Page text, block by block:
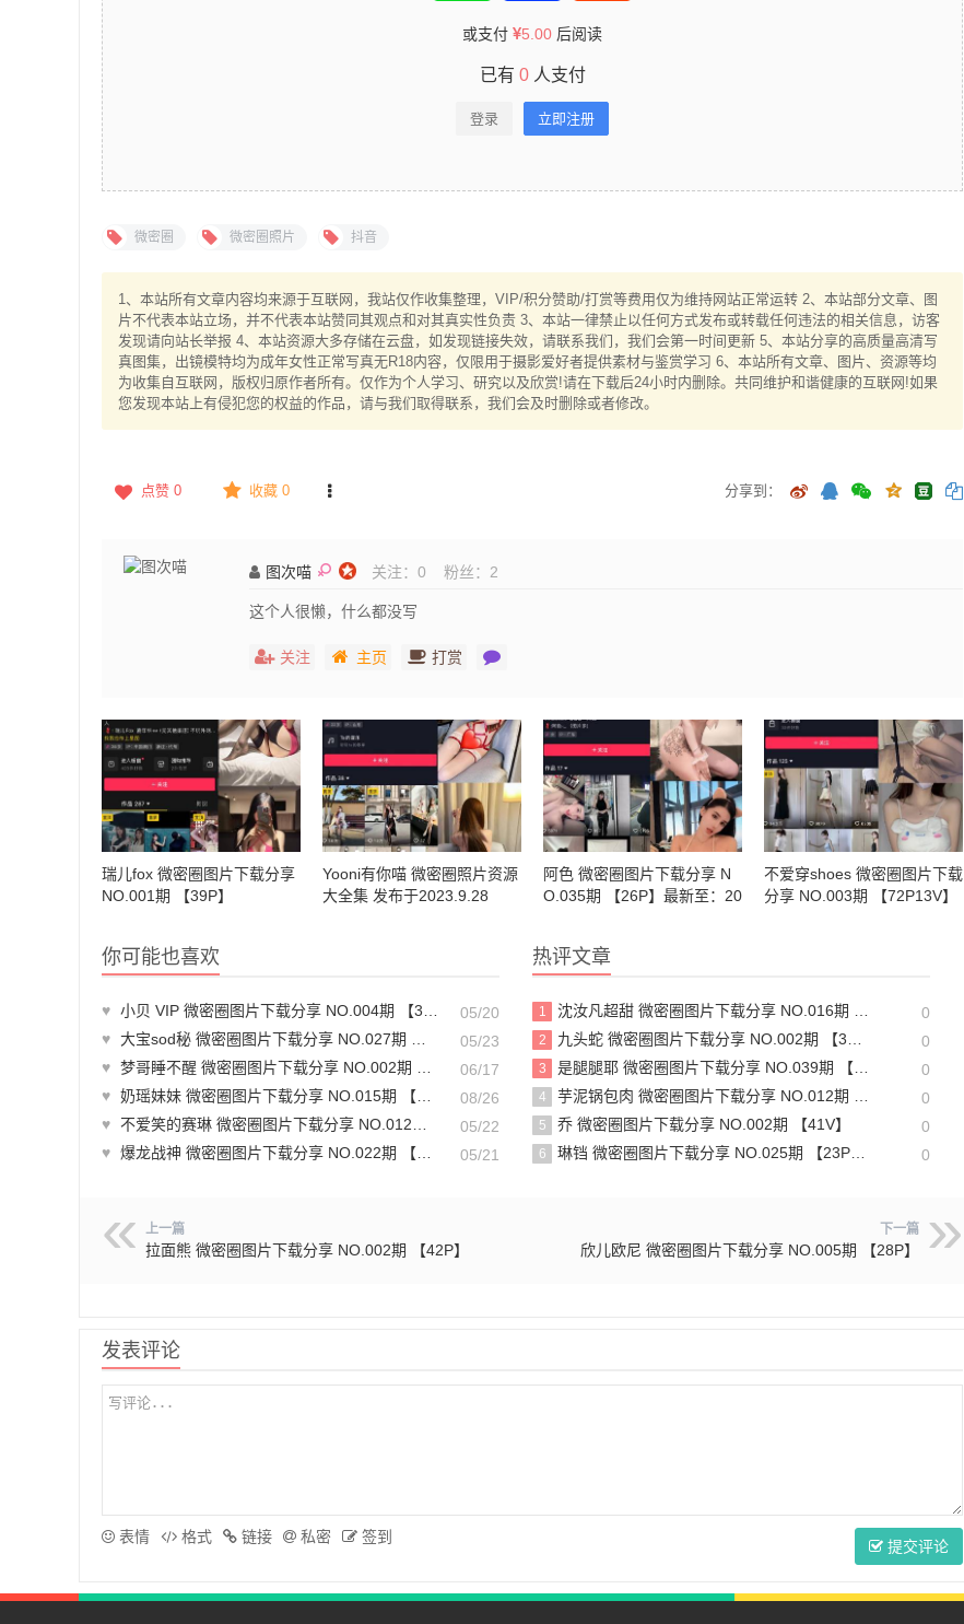
或支付 5.00 后阅读
已有 0人支付
登录 立即注册
微密圈 微密圈照片 抖音
1、本站所有文章内容均来源于互联网，我站仅作收集整理，VIP/积分赞助/打赏等费用仅为维持网站正常运转 2、本站部分文章、图
片不代表本站立场，并不代表本站赞同其观点和对其真实性负责 3、本站一律禁止以任何方式发布或转载任何违法的相关信息，访客
发现请向站长举报 4、本站资源大多存储在云盘，如发现链接失效，请联系我们，我们会第一时间更新 5、本站分享的高质量高清写
真图集，出镜模特均为成年女性正常写真无R18内容，仅限用于摄影爱好者提供素材与鉴赏学习 6、本站所有文章、图片、资源等均
为收集自互联网，版权归原作者所有。仅作为个人学习、研究以及欣赏!请在下载后24小时内删除。共同维护和谐健康的互联网!如果
您发现本站上有侵犯您的权益的作品，请与我们取得联系，我们会及时删除或者修改。
点赞 0 收藏 0 分享到：
图次喵 关注： 0 粉丝： 2
这个人很懒，什么都没写
关注 主页 打赏
瑞儿fox 微密圈图片下载分享
NO.001期 【39P】
Yooni有你喵 微密圈照片资源
大全集 发布于2023.9.28
阿色 微密圈图片下载分享 N
O.035期 【26P】最新至：20
不爱穿shoes 微密圈图片下载
分享 NO.003期 【72P13V】
你可能也喜欢
♥ 小贝 VIP 微密圈图片下载分享 NO.004期 【38P】
05/20
♥ 大宝sod秘 微密圈图片下载分享 NO.027期 【7P1V】最新至：2023.11.06
05/23
♥ 梦哥睡不醒 微密圈图片下载分享 NO.002期 【45P1V】最新至：2025.1.11
06/17
♥ 奶瑶妹妹 微密圈图片下载分享 NO.015期 【50P】最新至：2024.8.20
08/26
♥ 不爱笑的赛琳 微密圈图片下载分享 NO.012期 【21P1V】最新至：2023.10.21
05/22
♥ 爆龙战神 微密圈图片下载分享 NO.022期 【1P4V】最新至：2023.8.11 05/21
热评文章
1 沈汝凡超甜 微密圈图片下载分享 NO.016期 【28P】最新至：2024.6.29 0
2 九头蛇 微密圈图片下载分享 NO.002期 【32P3V】 0
3 是腿腿耶 微密圈图片下载分享 NO.039期 【20P】最新至：2024.7.7 0
4 芋泥锅包肉 微密圈图片下载分享 NO.012期 【9P】最新至：2023.7.5 0
5 乔 微密圈图片下载分享 NO.002期 【41V】 0
6 琳铛 微密圈图片下载分享 NO.025期 【23P】最新至：2023.7.8 0
上一篇
拉面熊 微密圈图片下载分享 NO.002期 【42P】
下一篇
欣儿欧尼 微密圈图片下载分享 NO.005期 【28P】
发表评论
表情 格式 链接 私密 签到
提交评论